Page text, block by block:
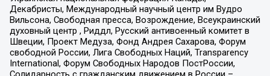
Декабристы, Международный научный центр им Вудро
Вильсона, Свободная пресса, Возрождение, Всеукраинский
духовный центр , Риддл, Русский антивоенный комитет в
Швеции, Проект Медуза, Фонд Андрея Сахарова, Форум
свободной России, Лига Свободных Наций, Transparеncy
International, Форум Свободных Народов ПостРоссии,